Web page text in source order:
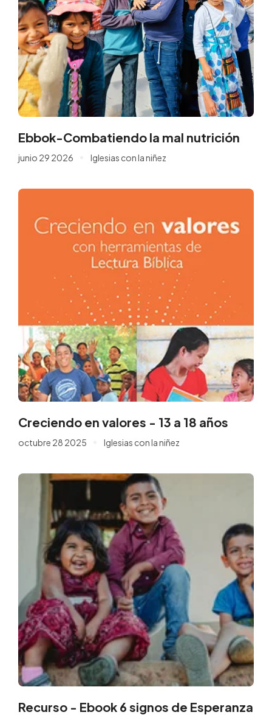
Ebbok-Combatiendo la mal nutrición
junio 29 2026 Iglesias con la niñez
Creciendo en valores - 13 a 18 años
octubre 28 2025 Iglesias con la niñez
Recurso - Ebook 6 signos de Esperanza